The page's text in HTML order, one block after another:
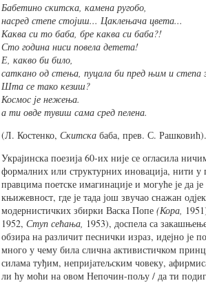
Бабетино скитска, камена ругобо,
насред степе стојиш... Цаклењача цвета...
Каква си то баба, бре каква си баба?!
Сто година ниси повела детета!
Е, какво би било,
саткано од стења, пуцала би пред њим и степа
Шта се тако кезиш?
Космос је нежења.
а ти овде тувиш сама сред пелена.
(Л. Костенко, Скитска баба, прев. С. Рашковић).
Украјинска поезија 60-их није се огласила
формалних или структурних иновација, нити у
правцима поетске имагинације и могуће је да
књижевност, где је тада још звучао снажан
модернистичких збирки Васка Попе (Кора,
1952, Ступ сећања, 1953), доспела са
обзира на различит песнички израз, идејно је
много у чему била слична активистичком
силама туђим, непријатељским човеку,
ли ћу моћи на овом Непочин-пољу / да ти